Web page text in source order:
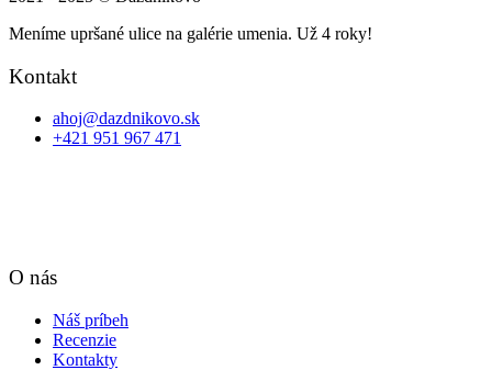
Meníme upršané ulice na galérie umenia. Už 4 roky!
Kontakt
ahoj@dazdnikovo.sk
+421 951 967 471
O nás
Náš príbeh
Recenzie
Kontakty